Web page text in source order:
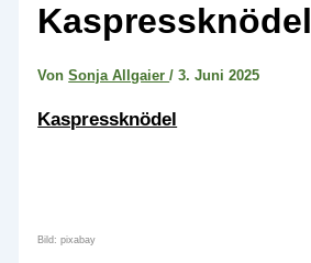
Kaspressknödel
VonSonja Allgaier/3. Juni 2025
Kaspressknödel
Bild: pixabay